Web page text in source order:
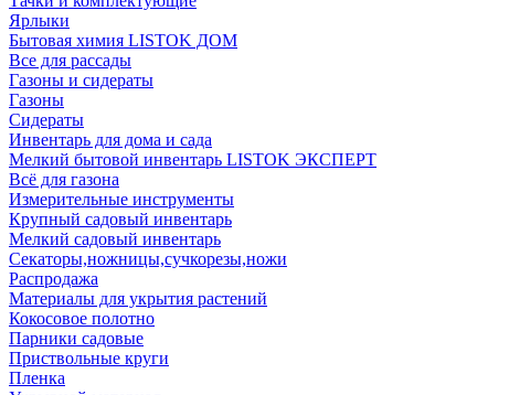
Ярлыки
Бытовая химия LISTOK ДОМ
Все для рассады
Газоны и сидераты
Газоны
Сидераты
Инвентарь для дома и сада
Мелкий бытовой инвентарь LISTOK ЭКСПЕРТ
Всё для газона
Измерительные инструменты
Крупный садовый инвентарь
Мелкий садовый инвентарь
Секаторы,ножницы,сучкорезы,ножи
Распродажа
Материалы для укрытия растений
Кокосовое полотно
Парники садовые
Приствольные круги
Пленка